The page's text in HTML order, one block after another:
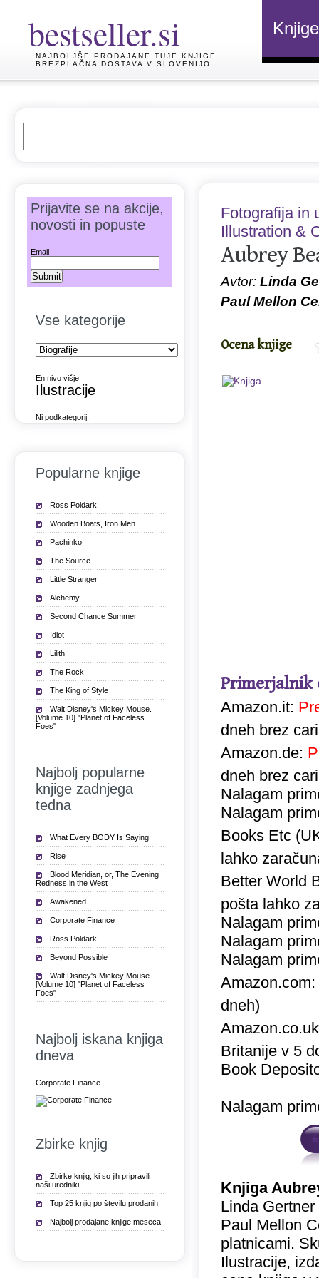
bestseller.si
NAJBOLJŠE PRODAJANE TUJE KNJIGE
BREZPLAČNA DOSTAVA V SLOVENIJO
Knjige
Fotografija in
Illustration &
Aubrey
Avtor: Linda
Paul Mellon
Ocena knjige
Primerjalnik
Amazon.it:
dneh brez
Amazon.de:
dneh brez
Nalagam
Nalagam
Books Etc
lahko
Better World
pošta lahko
Nalagam
Nalagam
Nalagam
Amazon.com:
dneh)
Britanije v 5
Book
Nalagam
Knjiga
Linda
Paul Mellon
platnicami.
Ilustracije,
Prijavite se na akcije,
novosti in popuste
Email
Vse kategorije
En nivo višje
Ilustracije
Ni podkategorij.
Popularne knjige
Ross Poldark
Wooden Boats, Iron Men
Pachinko
The Source
Little Stranger
Alchemy
Second Chance Summer
Idiot
Lilith
The Rock
The King of Style
Walt Disney's Mickey Mouse.
[Volume 10] "Planet of Faceless
Foes"
Najbolj popularne
knjige zadnjega
tedna
What Every BODY Is Saying
Rise
Blood Meridian, or, The Evening
Redness in the West
Awakened
Corporate Finance
Ross Poldark
Beyond Possible
Walt Disney's Mickey Mouse.
[Volume 10] "Planet of Faceless
Foes"
Najbolj iskana knjiga
dneva
Corporate Finance
Zbirke knjig
Zbirke knjig, ki so jih pripravili
naši uredniki
Top 25 knjig po številu prodanih
Najbolj prodajane knjige meseca